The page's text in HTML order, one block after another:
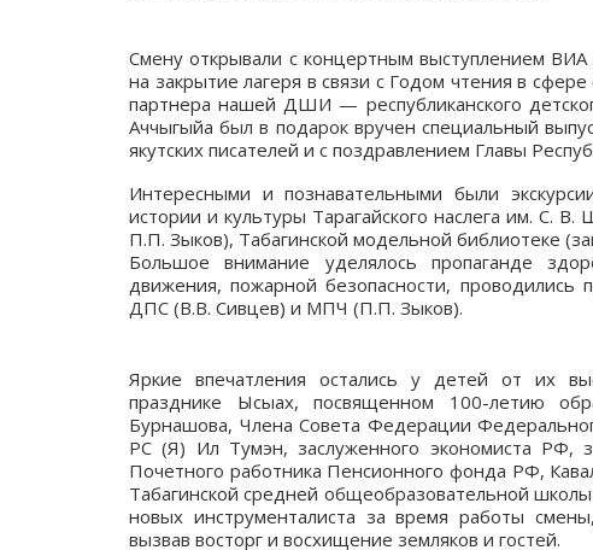
Смену открывали с концертным выступлением ВИА
на закрытие лагеря в связи с Годом чтения в
партнера нашей ДШИ — республиканского
Аччыгыйа был в подарок вручен специальный
якутских писателей и с поздравлением Главы
Интересными и познавательными были
истории и культуры Тарагайского наслега им. С.
П.П. Зыков), Табагинской модельной библиотеке
Большое внимание уделялось пропаганде
движения, пожарной безопасности, проводились
ДПС (В.В. Сивцев) и МПЧ (П.П. Зыков).
Яркие впечатления остались у детей от их
празднике Ысыах, посвященном 100-летию
Бурнашова, Члена Совета Федерации
РС (Я) Ил Тумэн, заслуженного экономиста РФ,
Почетного работника Пенсионного фонда РФ,
Табагинской средней общеобразовательной
новых инструменталиста за время работы
вызвав восторг и восхищение земляков и гостей.